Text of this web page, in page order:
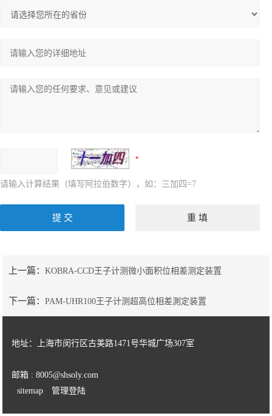
请输入计算结果（填写阿拉伯数字），如：三加四=7
上一篇：KOBRA-CCD王子计测微小面积位相差测定装置
下一篇：PAM-UHR100王子计测超高位相差測定装置
地址：上海市闵行区古美路1471号华城广场307室
邮箱 : 8005@shsoly.com
sitemap
管理登陆